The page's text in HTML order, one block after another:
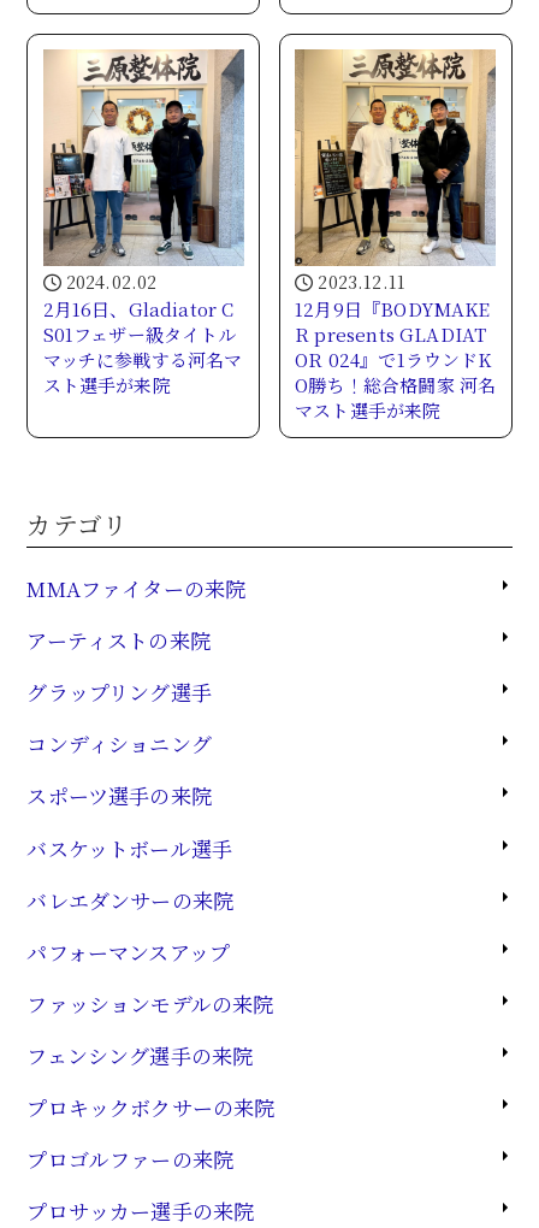
2024.02.02
2月16日、Gladiator C
S01フェザー級タイトル
マッチに参戦する河名マ
スト選手が来院
2023.12.11
12月9日『BODYMAKE
R presents GLADIAT
OR 024』で1ラウンドK
O勝ち！総合格闘家 河名
マスト選手が来院
カテゴリ
MMAファイターの来院
アーティストの来院
グラップリング選手
コンディショニング
スポーツ選手の来院
バスケットボール選手
バレエダンサーの来院
パフォーマンスアップ
ファッションモデルの来院
フェンシング選手の来院
プロキックボクサーの来院
プロゴルファーの来院
プロサッカー選手の来院